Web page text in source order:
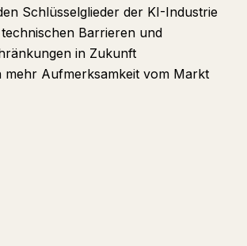
Schlüsselglieder der KI-Industrie
Barrieren und
in Zukunft
mehr Aufmerksamkeit vom Markt